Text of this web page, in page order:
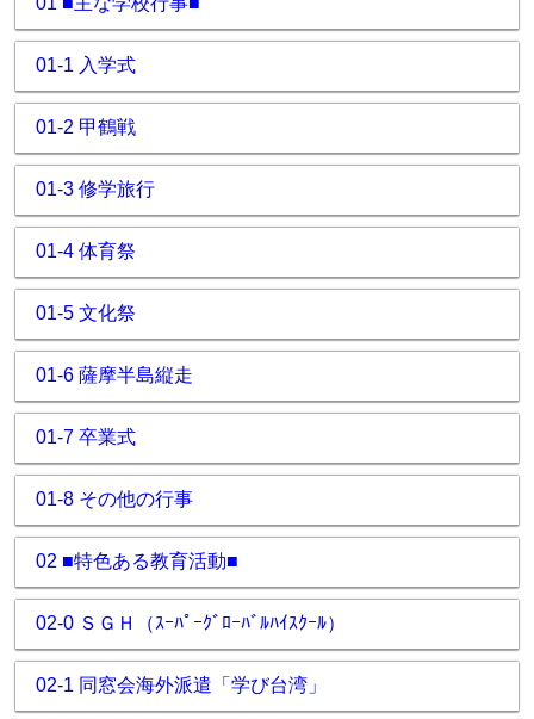
01-1 入学式
01-2 甲鶴戦
01-3 修学旅行
01-4 体育祭
01-5 文化祭
01-6 薩摩半島縦走
01-7 卒業式
01-8 その他の行事
02 ■特色ある教育活動■
02-0 ＳＧＨ（ｽｰﾊﾟｰｸﾞﾛｰﾊﾞﾙﾊｲｽｸｰﾙ）
02-1 同窓会海外派遣「学び台湾」